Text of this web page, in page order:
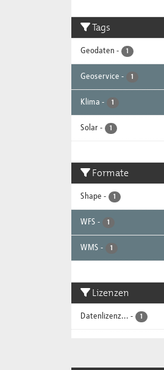
Tags
Geodaten - 1
Geoservice - 1
Klima - 1
Solar - 1
Formate
Shape - 1
WFS - 1
WMS - 1
Lizenzen
Datenlizenz... - 1